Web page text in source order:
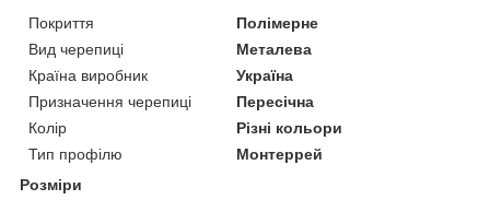
Покриття
Полімерне
Вид черепиці
Металева
Країна виробник
Україна
Призначення черепиці
Пересічна
Колір
Різні кольори
Тип профілю
Монтеррей
Розміри